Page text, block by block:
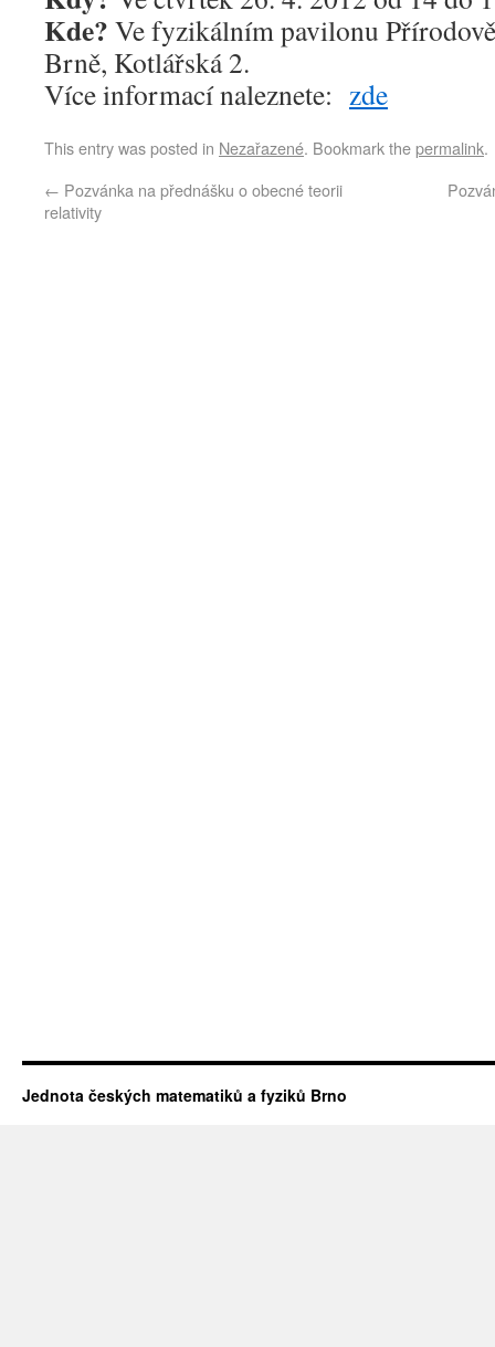
Kde? Ve fyzikálním pavilonu
Brně, Kotlářská 2.
Více informací naleznete: zde
This entry was posted in Nezařazené. Bookmark thepermalink.
← Pozvánka na přednášku o obecné teorii
relativity
Jednota českých matematiků a fyziků Brno